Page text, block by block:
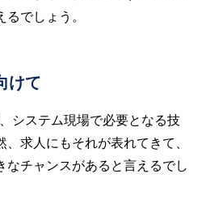
でしょう。
けて
システム現場で必要となる技
求人にもそれが表れてきて、
なチャンスがあると言えるでし